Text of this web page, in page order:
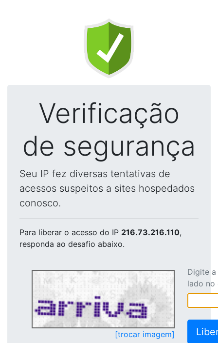
Verificação
de segurança
Seu IP fez diversas tentativas de
acessos suspeitos a sites hospedados
conosco.
Para liberar o acesso do IP 216.73.216.110,
responda ao desafio abaixo.
[trocar imagem]
Digite
lado no